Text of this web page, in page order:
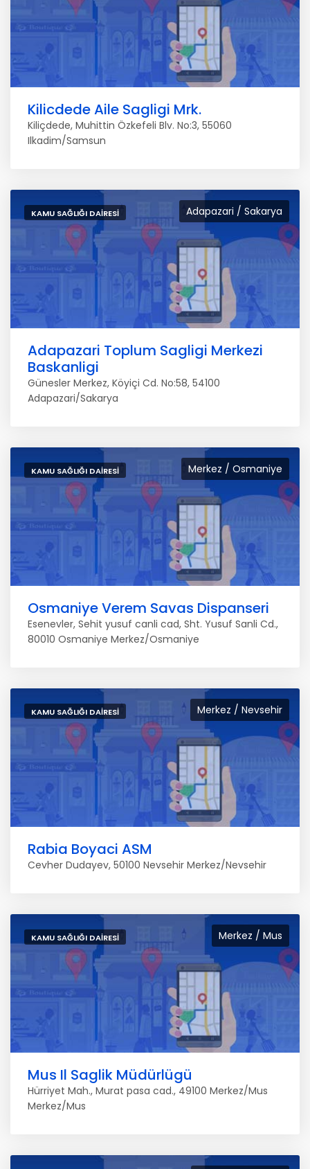
Kilicdede Aile Sagligi Mrk.
Kiliçdede, Muhittin Özkefeli Blv. No:3, 55060
Ilkadim/Samsun
Adapazari / Sakarya
KAMU SAĞLIĞI DAIRESI
Adapazari Toplum Sagligi Merkezi
Baskanligi
Günesler Merkez, Köyiçi Cd. No:58, 54100
Adapazari/Sakarya
Merkez / Osmaniye
KAMU SAĞLIĞI DAIRESI
Osmaniye Verem Savas Dispanseri
Esenevler, Sehit yusuf canli cad, Sht. Yusuf Sanli Cd.,
80010 Osmaniye Merkez/Osmaniye
Merkez / Nevsehir
KAMU SAĞLIĞI DAIRESI
Rabia Boyaci ASM
Cevher Dudayev, 50100 Nevsehir Merkez/Nevsehir
Merkez / Mus
KAMU SAĞLIĞI DAIRESI
Mus Il Saglik Müdürlügü
Hürriyet Mah., Murat pasa cad., 49100 Merkez/Mus
Merkez/Mus